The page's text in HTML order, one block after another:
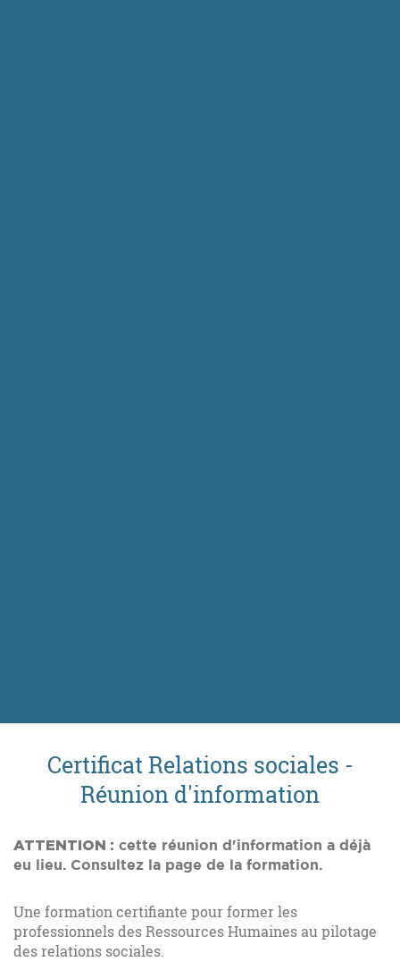
Certificat Relations sociales -
Réunion d'information
ATTENTION : cette réunion d'information a déjà
eu lieu. Consultez la page de la formation.
Une formation certifiante pour former les
professionnels des Ressources Humaines au pilotage
des relations sociales.